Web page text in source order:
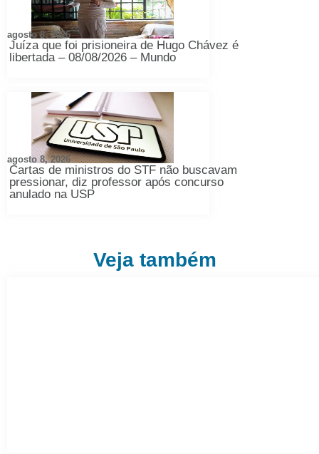
Juíza que foi prisioneira de Hugo Chávez é
libertada – 08/08/2026 – Mundo
agosto 8, 2026
Cartas de ministros do STF não buscavam
pressionar, diz professor após concurso
anulado na USP
agosto 8, 2026
Veja também